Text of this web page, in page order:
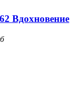
Вдохновение